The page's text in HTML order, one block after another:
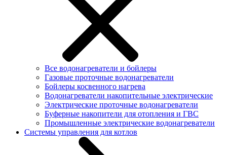
Все водонагреватели и бойлеры
Газовые проточные водонагреватели
Бойлеры косвенного нагрева
Водонагреватели накопительные электрические
Электрические проточные водонагреватели
Буферные накопители для отопления и ГВС
Промышленные электрические водонагреватели
Системы управления для котлов